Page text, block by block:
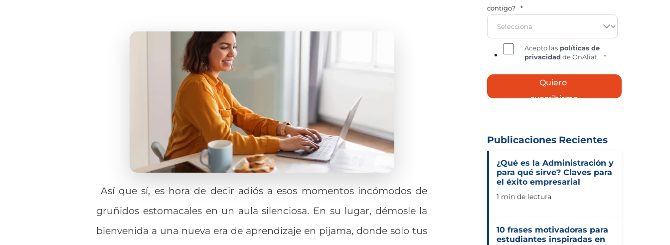
Así que sí, es hora de decir adiós a esos momentos incómodos de
gruñidos estomacales en un aula silenciosa. En su lugar, démosle la
bienvenida a una nueva era de aprendizaje en pijama, donde solo tus
contigo?
*
Acepto las políticas de
privacidad de OnAliat. *
Publicaciones Recientes
¿Qué es la Administración y
para qué sirve? Claves para
el éxito empresarial
1 min de lectura
10 frases motivadoras para
estudiantes inspiradas en